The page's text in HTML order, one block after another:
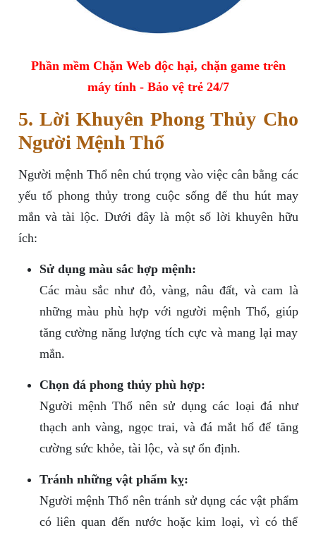
Phần mềm Chặn Web độc hại, chặn game trên
máy tính - Bảo vệ trẻ 24/7
5. Lời Khuyên Phong Thủy Cho
Người Mệnh Thổ
Người mệnh Thổ nên chú trọng vào việc cân bằng các
yếu tố phong thủy trong cuộc sống để thu hút may
mắn và tài lộc. Dưới đây là một số lời khuyên hữu
ích:
Sử dụng màu sắc hợp mệnh:
Các màu sắc như đỏ, vàng, nâu đất, và cam là
những màu phù hợp với người mệnh Thổ, giúp
tăng cường năng lượng tích cực và mang lại may
mắn.
Chọn đá phong thủy phù hợp:
Người mệnh Thổ nên sử dụng các loại đá như
thạch anh vàng, ngọc trai, và đá mắt hổ để tăng
cường sức khỏe, tài lộc, và sự ổn định.
Tránh những vật phẩm kỵ:
Người mệnh Thổ nên tránh sử dụng các vật phẩm
có liên quan đến nước hoặc kim loại, vì có thể